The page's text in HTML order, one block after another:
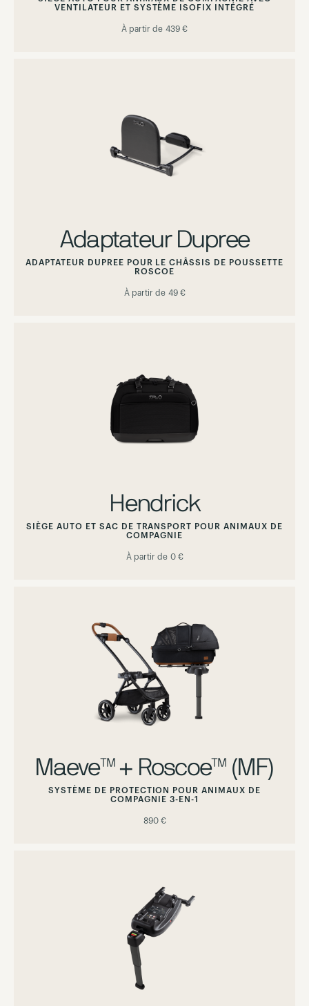
VENTILATEUR ET SYSTÈME ISOFIX INTÉGRÉ
À partir de 439 €
Adaptateur Dupree
ADAPTATEUR DUPREE POUR LE CHÂSSIS DE POUSSETTE
ROSCOE
À partir de 49 €
Hendrick
SIÈGE AUTO ET SAC DE TRANSPORT POUR ANIMAUX DE
COMPAGNIE
À partir de 0 €
Maeve™ + Roscoe™ (MF)
SYSTÈME DE PROTECTION POUR ANIMAUX DE
COMPAGNIE 3-EN-1
890 €